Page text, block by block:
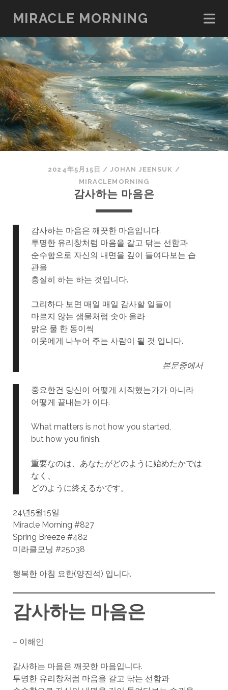
MIRACLE MORNING
2024年5月15日 / JOHAN JEENSUK /
MIRACLEMORNING
감사하는 마음은
감사하는 마음은 깨끗한 마음입니다.
투명한 유리창처럼 마음을 갈고 닦는 선함과
순수함으로 자신의 내면을 깊이 들여다보는 습
관을
충실히 하는 하는 것입니다.
그리하다 보면 매일 매일 감사할 일들이
마르지 않는 샘물처럼 솟아 올라
맑은 물 한 동이씩
이웃에게 나누어 주는 사람이 될 것 입니다.
본문중에서
중요한건 당신이 어떻게 시작했는가가 아니라
어떻게 끝내는가 이다.
What matters is not how you started,
but how you finish.
重要なのは、あなたがどのように始めたかでは
なく、
どのように終えるかです。
24년5월15일
Miracle Morning #827
Spring Breeze #482
미라클모닝 #25038
행복한 아침 요한(양진석) 입니다.
감사하는 마음은
– 이해인
감사하는 마음은 깨끗한 마음입니다.
투명한 유리창처럼 마음을 갈고 닦는 선함과